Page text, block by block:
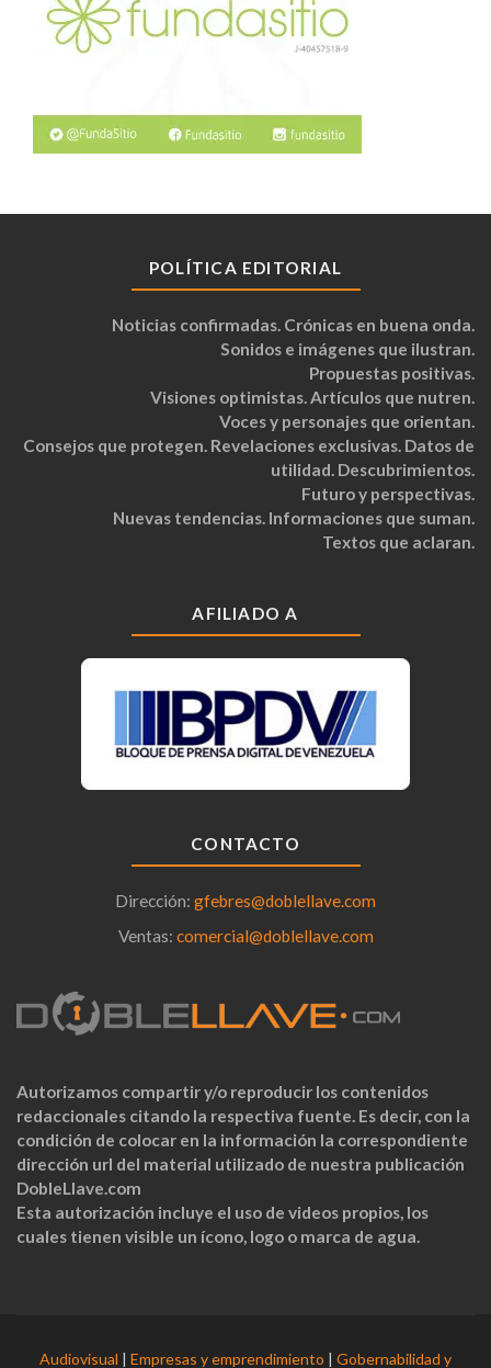
POLÍTICA EDITORIAL
Noticias confirmadas. Crónicas en buena onda.
Sonidos e imágenes que ilustran.
Propuestas positivas.
Visiones optimistas. Artículos que nutren.
Voces y personajes que orientan.
Consejos que protegen. Revelaciones exclusivas. Datos de
utilidad. Descubrimientos.
Futuro y perspectivas.
Nuevas tendencias. Informaciones que suman.
Textos que aclaran.
AFILIADO A
CONTACTO
Dirección: gfebres@doblellave.com
Ventas: comercial@doblellave.com
Autorizamos compartir y/o reproducir los contenidos
redaccionales citando la respectiva fuente. Es decir, con la
condición de colocar en la información la correspondiente
dirección url del material utilizado de nuestra publicación
DobleLlave.com
Esta autorización incluye el uso de videos propios, los
cuales tienen visible un ícono, logo o marca de agua.
Audiovisual | Empresas y emprendimiento | Gobernabilidad y